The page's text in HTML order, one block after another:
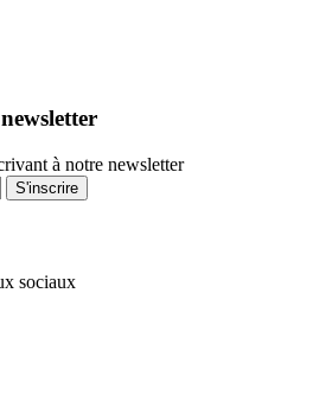
à notre newsletter
S'inscrire
sociaux